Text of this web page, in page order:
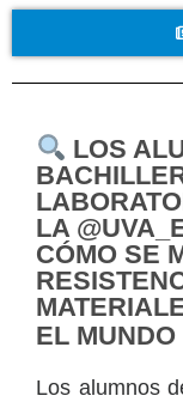
LOS
LA
CÓMO SE
EL
Los alumnos